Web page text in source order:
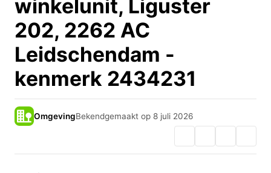
winkelunit, Liguster
202, 2262 AC
Leidschendam -
kenmerk 2434231
OmgevingBekendgemaakt op 8 juli 2026